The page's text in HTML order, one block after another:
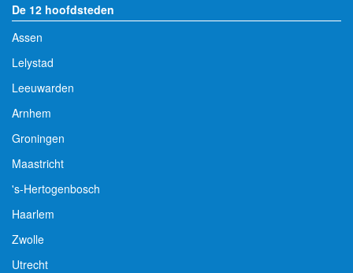
De 12 hoofdsteden
Assen
Lelystad
Leeuwarden
Arnhem
Groningen
Maastricht
's-Hertogenbosch
Haarlem
Zwolle
Utrecht